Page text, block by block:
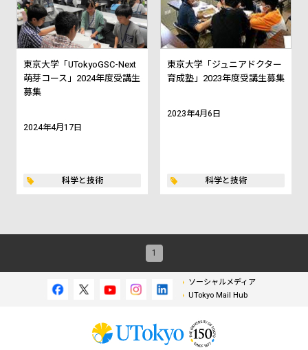
東京大学「UTokyoGSC-Next
萌芽コース」2024年度受講生
募集
2024年4月17日
科学と技術
東京大学「ジュニアドクター
育成塾」2023年度受講生募集
2023年4月6日
科学と技術
1
ソーシャルメディア
UTokyo Mail Hub